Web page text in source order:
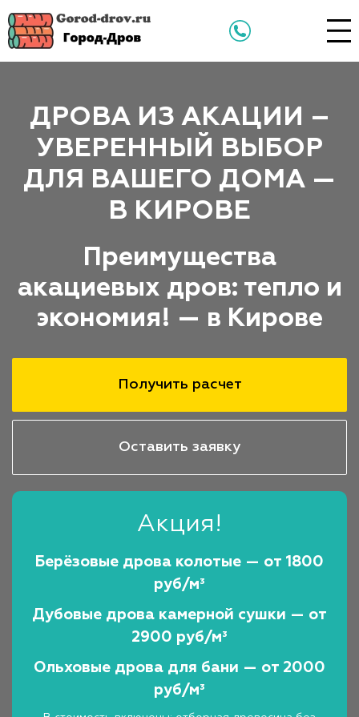
ДРОВА ИЗ АКАЦИИ –
УВЕРЕННЫЙ ВЫБОР
ДЛЯ ВАШЕГО ДОМА —
В КИРОВЕ
Преимущества
акациевых дров: тепло и
экономия! — в Кирове
Получить расчет
Оставить заявку
Акция!
Берёзовые дрова колотые — от 1800
руб/м³
Дубовые дрова камерной сушки — от
2900 руб/м³
Ольховые дрова для бани — от 2000
руб/м³